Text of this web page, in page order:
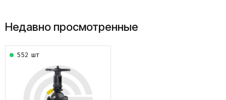
Недавно просмотренные
552 шт